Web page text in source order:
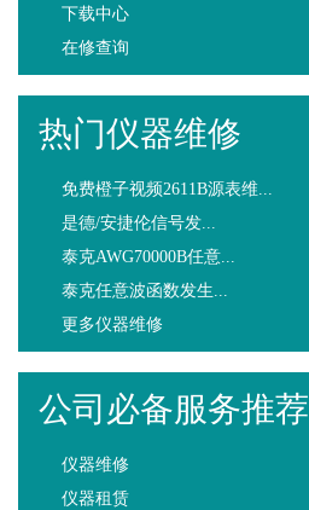
下载中心
在修查询
热门仪器维修
免费橙子视频2611B源表维...
是德/安捷伦信号发...
泰克AWG70000B任意...
泰克任意波函数发生...
更多仪器维修
公司必备服务推荐
仪器维修
仪器租赁